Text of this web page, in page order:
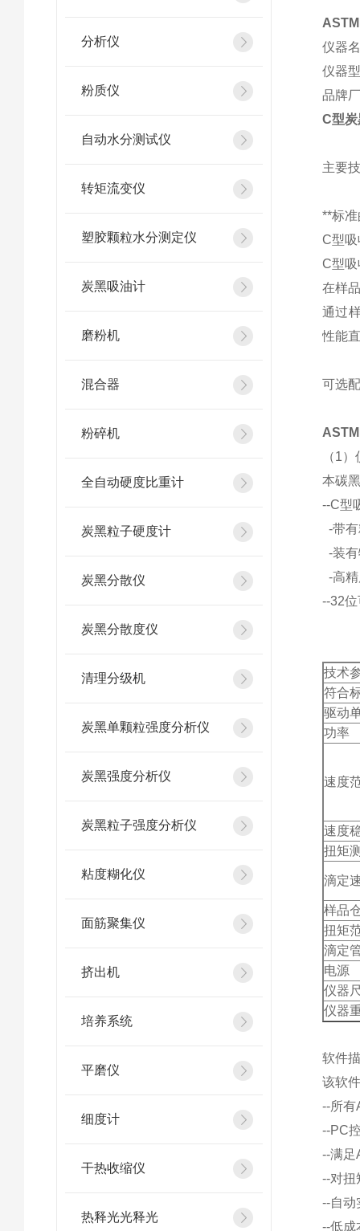
分析仪
粉质仪
自动水分测试仪
转矩流变仪
塑胶颗粒水分测定仪
炭黑吸油计
磨粉机
混合器
粉碎机
全自动硬度比重计
炭黑粒子硬度计
炭黑分散仪
炭黑分散度仪
清理分级机
炭黑单颗粒强度分析仪
炭黑强度分析仪
炭黑粒子强度分析仪
粘度糊化仪
面筋聚集仪
挤出机
培养系统
平磨仪
细度计
干热收缩仪
热释光光释光
仪器
仪器
品牌
C型
主要
**标
C型
C型
在样
通过
性能
可选
（1
本碳
--C型
-带
-装
-高
--32
技术
符合
驱动
功率
速度
速度
扭矩
滴定
样品
扭矩
滴定
电源
仪器
仪器
软件
该软
--所有
--PC
--满足
--对扭
--自动
--低成